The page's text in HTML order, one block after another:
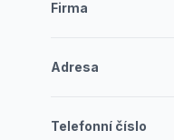
Firma
Adresa
Telefonní číslo